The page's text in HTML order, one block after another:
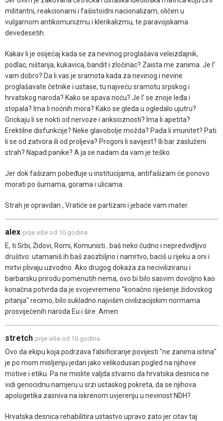
militantni, reakcionarni i fašistoidni nacionalizam, oličen u
vulgarnom antikomunizmu i klerikalizmu, te paravojskama
devedesetih.
Kakav li je osijećaj kada se za nevinog proglašava veleizdajnik,
podlac, ništarija, kukavica, bandit i zločinac? Zaista me zanima. Je l’
vam dobro? Da li vas je sramota kada za nevinog i nevine
proglašavate četnike i ustase, tu najveću sramotu srpskog i
hrvatskog naroda? Kako se spava noću? Je l’ se znoje leđa i
stopala? Ima li noćnih mora? Kako se gleda u ogledalo ujutru?
Grickaju li se nokti od nervoze i anksioznosti? Ima li apetita?
Erektilne disfunkcije? Neke glavobolje možda? Pada li imunitet? Pati
li se od zatvora ili od proljeva? Progoni li savijest? Ili bar zasluženi
strah? Napad panike? A ja se nadam da vam je teško.
Jer dok fašizam pobeđuje u institucijama, antifašizam će ponovo
morati po šumama, gorama i ulicama.
Strah je opravdan , Vratiće se partizani i jebaće vam mater.
alex prije više od 10 godina
E, ti Srbi, Židovi, Romi, Komunisti...baš neko čudno i nepredvidljivo
društvo: utamaniš ih baš zaozbiljno i namrtvo, baciš u rijeku a oni i
mrtvi plivaju uzvodno. Ako drugog dokaza za neciviliziranu i
barbarsku prirodu pomenutih nema, ovo bi bilo sasvim dovoljno kao
konačna potvrda da je svojevremeno "konačno riješenje židovskog
pitanja" recimo, bilo sukladno najvišim civilizacijskim normama
prosvijećenih naroda Eu i šire. Amen
stretch prije više od 10 godina
Ovo da ekipu koja podrzava falsificiranje povijesti "ne zanima istina"
je po mom misljenju jedan jako velikodusan pogled na njihove
motive i etiku. Pa ne mislite valjda stvarno da hrvatska desnica ne
vidi genocidnu namjeru u srzi ustaskog pokreta, da se njihova
apologetika zasniva na iskrenom uvjerenju u nevinost NDH?
Hrvatska desnica rehabilitira ustastvo upravo zato jer citav taj